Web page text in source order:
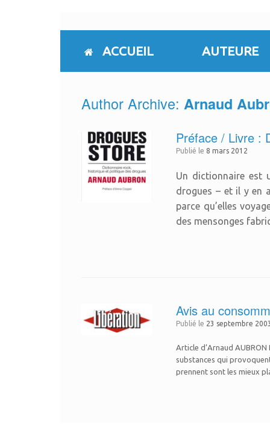
to
ACCUEIL AUTEURE
Author Archive: Arnaud
Préface / Livre :
Publié le 8 mars 2012
Un dictionnaire est
drogues – et il y en
parce qu’elles
des mensonges
Avis au
Publié le 23 septembre
Article d’Arnaud
substances qui
prennent sont les mieux